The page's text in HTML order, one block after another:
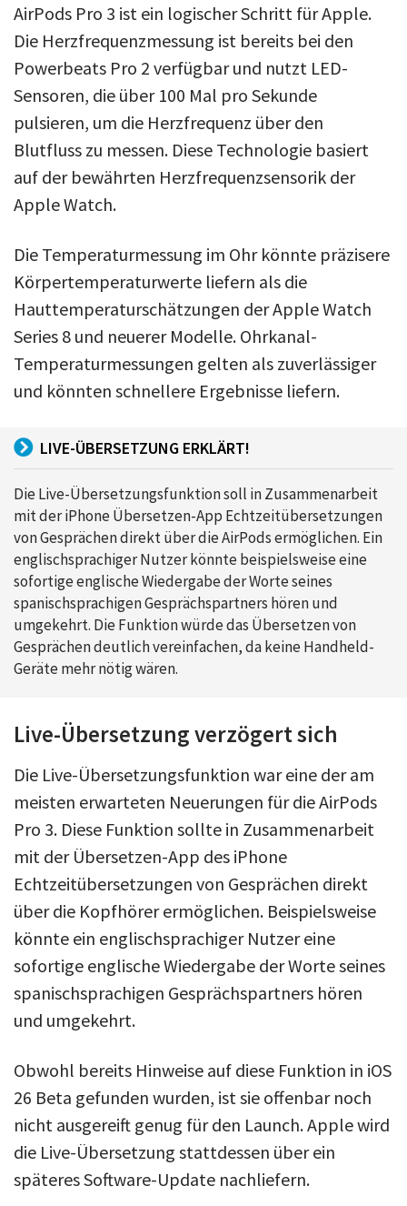
AirPods Pro 3 ist ein logischer Schritt für Apple.
Die Herzfrequenzmessung ist bereits bei den
Powerbeats Pro 2 verfügbar und nutzt LED-
Sensoren, die über 100 Mal pro Sekunde
pulsieren, um die Herzfrequenz über den
Blutfluss zu messen. Diese Technologie basiert
auf der bewährten Herzfrequenzsensorik der
Apple Watch.
Die Temperaturmessung im Ohr könnte präzisere
Körpertemperaturwerte liefern als die
Hauttemperaturschätzungen der Apple Watch
Series 8 und neuerer Modelle. Ohrkanal-
Temperaturmessungen gelten als zuverlässiger
und könnten schnellere Ergebnisse liefern.
LIVE-ÜBERSETZUNG ERKLÄRT!
Die Live-Übersetzungsfunktion soll in Zusammenarbeit
mit der iPhone Übersetzen-App Echtzeitübersetzungen
von Gesprächen direkt über die AirPods ermöglichen. Ein
englischsprachiger Nutzer könnte beispielsweise eine
sofortige englische Wiedergabe der Worte seines
spanischsprachigen Gesprächspartners hören und
umgekehrt. Die Funktion würde das Übersetzen von
Gesprächen deutlich vereinfachen, da keine Handheld-
Geräte mehr nötig wären.
Live-Übersetzung verzögert sich
Die Live-Übersetzungsfunktion war eine der am
meisten erwarteten Neuerungen für die AirPods
Pro 3. Diese Funktion sollte in Zusammenarbeit
mit der Übersetzen-App des iPhone
Echtzeitübersetzungen von Gesprächen direkt
über die Kopfhörer ermöglichen. Beispielsweise
könnte ein englischsprachiger Nutzer eine
sofortige englische Wiedergabe der Worte seines
spanischsprachigen Gesprächspartners hören
und umgekehrt.
Obwohl bereits Hinweise auf diese Funktion in iOS
26 Beta gefunden wurden, ist sie offenbar noch
nicht ausgereift genug für den Launch. Apple wird
die Live-Übersetzung stattdessen über ein
späteres Software-Update nachliefern.